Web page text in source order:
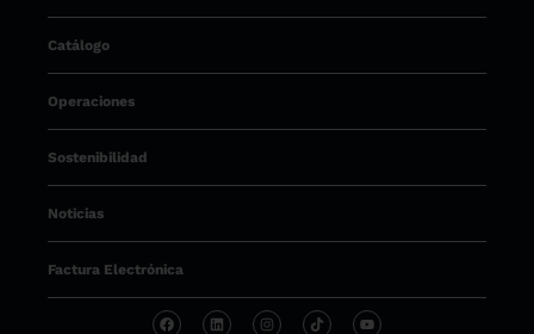
Catálogo
Operaciones
Sostenibilidad
Noticias
Factura Electrónica